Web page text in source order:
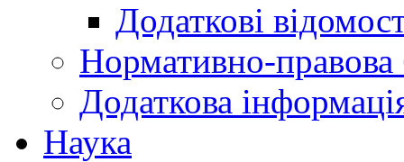
Додаткові
Нормативно-правова
Додаткова
Наука